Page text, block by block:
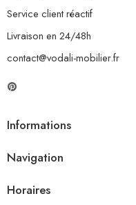
Service client réactif
Livraison en 24/48h
contact@vodali-mobilier.fr
Informations
Navigation
Horaires